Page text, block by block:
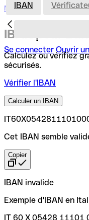
Nederland
Se connecter Ouvrir
IBAN
IBAN pour
Calculez ou vérifiez
sécurisés.
Vérifier l'IBAN
Calculer un IBAN
Cet IBAN semble
Copier
IBAN invalide
Exemple d'IBAN en
IT 60 X 05428 11101